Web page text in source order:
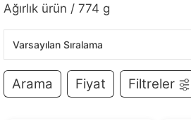
Ağırlık ürün / 774 g
Arama Fiyat Filtreler